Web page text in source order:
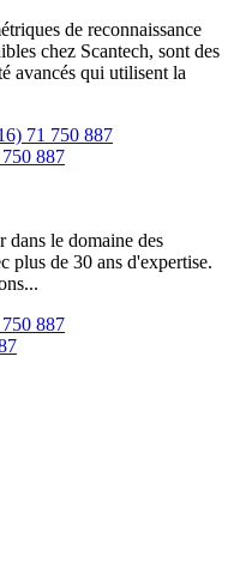
de reconnaissance
chez Scantech, sont des
avancés qui utilisent la
71 750 887
887
le domaine des
plus de 30 ans d'expertise.
887